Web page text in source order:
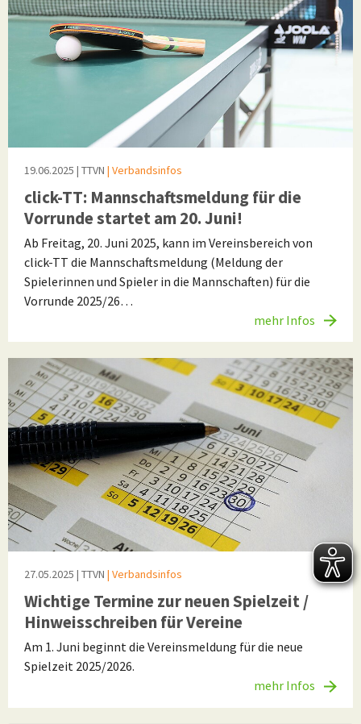
19.06.2025 | TTVN | Verbandsinfos
click-TT: Mannschaftsmeldung für die
Vorrunde startet am 20. Juni!
Ab Freitag, 20. Juni 2025, kann im Vereinsbereich von
click-TT die Mannschaftsmeldung (Meldung der
Spielerinnen und Spieler in die Mannschaften) für die
Vorrunde 2025/26…
mehr Infos
27.05.2025 | TTVN | Verbandsinfos
Wichtige Termine zur neuen Spielzeit /
Hinweisschreiben für Vereine
Am 1. Juni beginnt die Vereinsmeldung für die neue
Spielzeit 2025/2026.
mehr Infos